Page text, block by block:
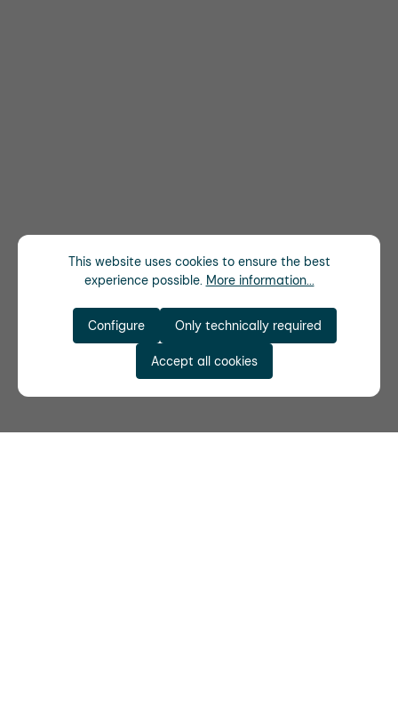
This website uses cookies to ensure the best
experience possible. More information...
Only technically required
Configure
Accept all cookies